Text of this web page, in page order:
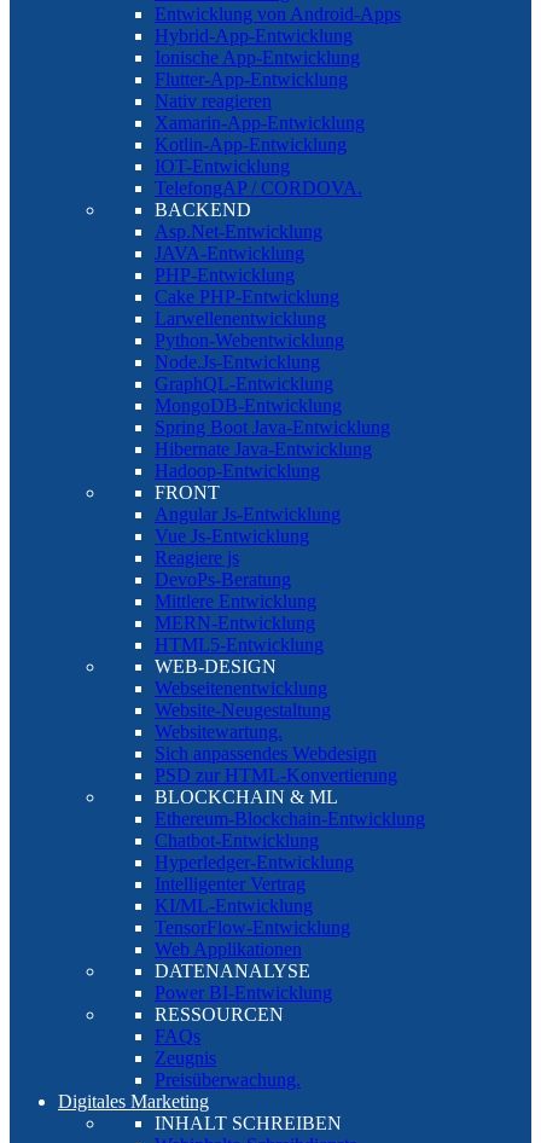
Entwicklung von Android-Apps
Hybrid-App-Entwicklung
Ionische App-Entwicklung
Flutter-App-Entwicklung
Nativ reagieren
Xamarin-App-Entwicklung
Kotlin-App-Entwicklung
IOT-Entwicklung
TelefongAP / CORDOVA.
BACKEND
Asp.Net-Entwicklung
JAVA-Entwicklung
PHP-Entwicklung
Cake PHP-Entwicklung
Larwellenentwicklung
Python-Webentwicklung
Node.Js-Entwicklung
GraphQL-Entwicklung
MongoDB-Entwicklung
Spring Boot Java-Entwicklung
Hibernate Java-Entwicklung
Hadoop-Entwicklung
FRONT
Angular Js-Entwicklung
Vue Js-Entwicklung
Reagiere js
DevoPs-Beratung
Mittlere Entwicklung
MERN-Entwicklung
HTML5-Entwicklung
WEB-DESIGN
Webseitenentwicklung
Website-Neugestaltung
Websitewartung.
Sich anpassendes Webdesign
PSD zur HTML-Konvertierung
BLOCKCHAIN & ML
Ethereum-Blockchain-Entwicklung
Chatbot-Entwicklung
Hyperledger-Entwicklung
Intelligenter Vertrag
KI/ML-Entwicklung
TensorFlow-Entwicklung
Web Applikationen
DATENANALYSE
Power BI-Entwicklung
RESSOURCEN
FAQs
Zeugnis
Preisüberwachung.
Digitales Marketing
INHALT SCHREIBEN